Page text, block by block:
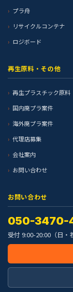
プラ舟
リサイクルコンテナ
ロジボード
再生原料・その他
再生プラスチック原料
国内廃プラ案件
海外廃プラ案件
代理店募集
会社案内
お問い合わせ
お問い合わせ
050-3470-
受付 9:00-20:00（日・